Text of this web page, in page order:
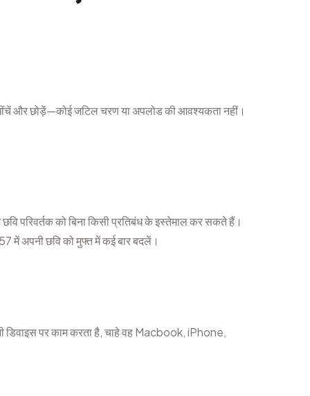
और छोड़ें—कोई जटिल चरण या अपलोड की आवश्यकता नहीं।
परिवर्तक को बिना किसी प्रतिबंध के इस्तेमाल कर सकते हैं।
अपनी छवि को मुफ्त में कई बार बदलें।
डिवाइस पर काम करता है, चाहे वह Macbook, iPhone,